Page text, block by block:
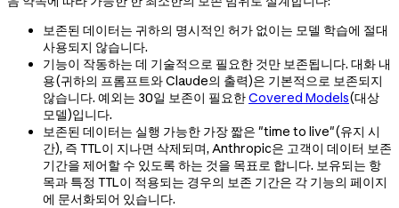
보존된 데이터는 귀하의 명시적인 허가 없이는 모델 학습에 절대
사용되지 않습니다.
기능이 작동하는 데 기술적으로 필요한 것만 보존됩니다. 대화 내
용(귀하의 프롬프트와 Claude의 출력)은 기본적으로 보존되지
않습니다. 예외는 30일 보존이 필요한Covered Models(대상
모델)입니다.
보존된 데이터는 실행 가능한 가장 짧은 "time to live"(유지 시
간), 즉 TTL이 지나면 삭제되며, Anthropic은 고객이 데이터 보존
기간을 제어할 수 있도록 하는 것을 목표로 합니다. 보유되는 항
목과 특정 TTL이 적용되는 경우의 보존 기간은 각 기능의 페이지
에 문서화되어 있습니다.